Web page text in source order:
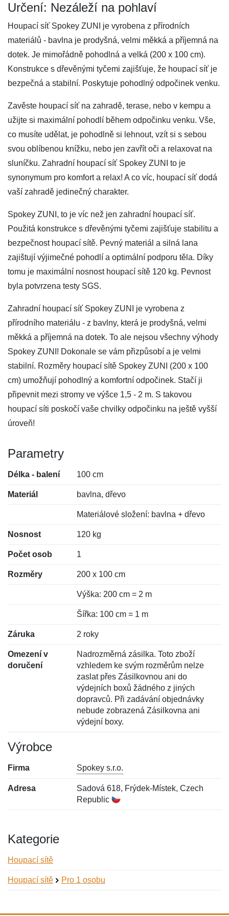
Určení: Nezáleží na pohlaví
Houpací síť Spokey ZUNI je vyrobena z přírodních
materiálů - bavlna je prodyšná, velmi měkká a příjemná na
dotek. Je mimořádně pohodlná a velká (200 x 100 cm).
Konstrukce s dřevěnými tyčemi zajišťuje, že houpací síť je
bezpečná a stabilní. Poskytuje pohodlný odpočinek venku.
Zavěste houpací síť na zahradě, terase, nebo v kempu a
užijte si maximální pohodlí během odpočinku venku. Vše,
co musíte udělat, je pohodlně si lehnout, vzít si s sebou
svou oblíbenou knížku, nebo jen zavřít oči a relaxovat na
sluníčku. Zahradní houpací síť Spokey ZUNI to je
synonymum pro komfort a relax! A co víc, houpací síť dodá
vaší zahradě jedinečný charakter.
Spokey ZUNI, to je víc než jen zahradní houpací síť.
Použitá konstrukce s dřevěnými tyčemi zajišťuje stabilitu a
bezpečnost houpací sítě. Pevný materiál a silná lana
zajištují výjimečné pohodlí a optimální podporu těla. Díky
tomu je maximální nosnost houpací sítě 120 kg. Pevnost
byla potvrzena testy SGS.
Zahradní houpací síť Spokey ZUNI je vyrobena z
přírodního materiálu - z bavlny, která je prodyšná, velmi
měkká a příjemná na dotek. To ale nejsou všechny výhody
Spokey ZUNI! Dokonale se vám přizpůsobí a je velmi
stabilní. Rozměry houpací sítě Spokey ZUNI (200 x 100
cm) umožňují pohodlný a komfortní odpočinek. Stačí ji
připevnit mezi stromy ve výšce 1,5 - 2 m. S takovou
houpací síti poskočí vaše chvilky odpočinku na ještě vyšší
úroveň!
Parametry
Délka - balení 100 cm
Materiál bavlna, dřevo
Materiálové složení: bavlna + dřevo
Nosnost 120 kg
Počet osob 1
Rozměry 200 x 100 cm
Výška: 200 cm = 2 m
Šířka: 100 cm = 1 m
Záruka 2 roky
Omezení v
doručení
Nadrozměrná zásilka. Toto zboží
vzhledem ke svým rozměrům nelze
zaslat přes Zásilkovnou ani do
výdejních boxů žádného z jiných
dopravců. Při zadávání objednávky
nebude zobrazená Zásilkovna ani
výdejní boxy.
Výrobce
Firma Spokey s.r.o.
Adresa
Sadová 618, Frýdek-Místek, Czech
Republic
Kategorie
Houpací sítě
Houpací sítě Pro 1 osobu